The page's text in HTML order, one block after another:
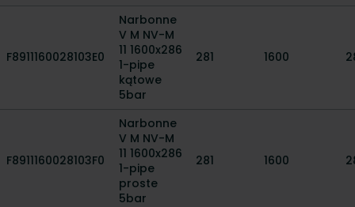
F8911160028103E0
Narbonne
V M NV-M
11 1600x286
1-pipe
kątowe
5bar
281 1600
F8911160028103F0
Narbonne
V M NV-M
11 1600x286
1-pipe
proste
5bar
281 1600